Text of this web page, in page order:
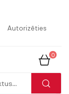
Autorizēties
0